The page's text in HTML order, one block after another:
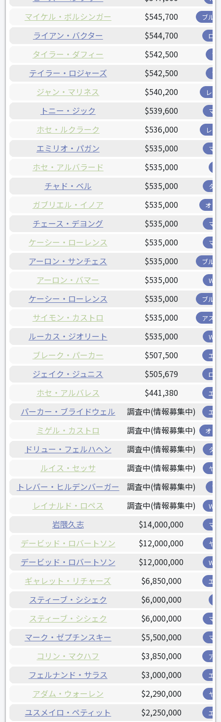
マイケル・ボルシンガー $545,700 ブル
ライアン・バクター $544,700 ロ
タイラー・ダフィー $542,500 ツ
テイラー・ロジャーズ $542,500 ツ
ジャン・マリネス $540,200 レン
トニー・ジック $539,600 マ
ホセ・ルクラーク $536,000 レン
エミリオ・パガン $535,000 マ
ホセ・アルバラード $535,000
チャド・ベル $535,000 タ
ガブリエル・イノア $535,000 オリ
チェース・デヨング $535,000 マ
ケーシー・ローレンス $535,000 マ
アーロン・サンチェス $535,000 ブル
アーロン・バマー $535,000 W
ケーシー・ローレンス $535,000 ブル
サイモン・カストロ $535,000 アス
ルーカス・ジオリート $535,000 W
ブレーク・パーカー $507,500 エ
ジェイク・ジュニス $505,679 ロ
ホセ・アルバレス $441,380 エ
パーカー・ブライドウェル 調査中(情報募集中) エ
ミゲル・カストロ 調査中(情報募集中) オリ
ドリュー・フェルハヘン 調査中(情報募集中) タ
ルイス・セッサ 調査中(情報募集中) ヤ
トレバー・ヒルデンバーガー 調査中(情報募集中) ツ
レイナルド・ロペス 調査中(情報募集中) W
岩隈久志 $14,000,000 マ
デービッド・ロバートソン $12,000,000 ヤ
デービッド・ロバートソン $12,000,000 W
ギャレット・リチャーズ $6,850,000 エ
スティーブ・シシェク $6,000,000
スティーブ・シシェク $6,000,000 マ
マーク・ゼプチンスキー $5,500,000 マ
コリン・マクハフ $3,850,000 ア
フェルナンド・サラス $3,000,000 エ
アダム・ウォーレン $2,290,000 ヤ
ユスメイロ・ペティット $2,250,000 エ